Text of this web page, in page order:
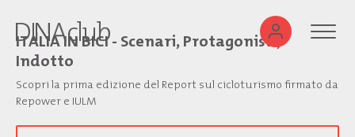
ITALIA IN BICI - Scenari, Protagonisti,
Indotto
Scopri la prima edizione del Report sul cicloturismo firmato da
Repower e IULM